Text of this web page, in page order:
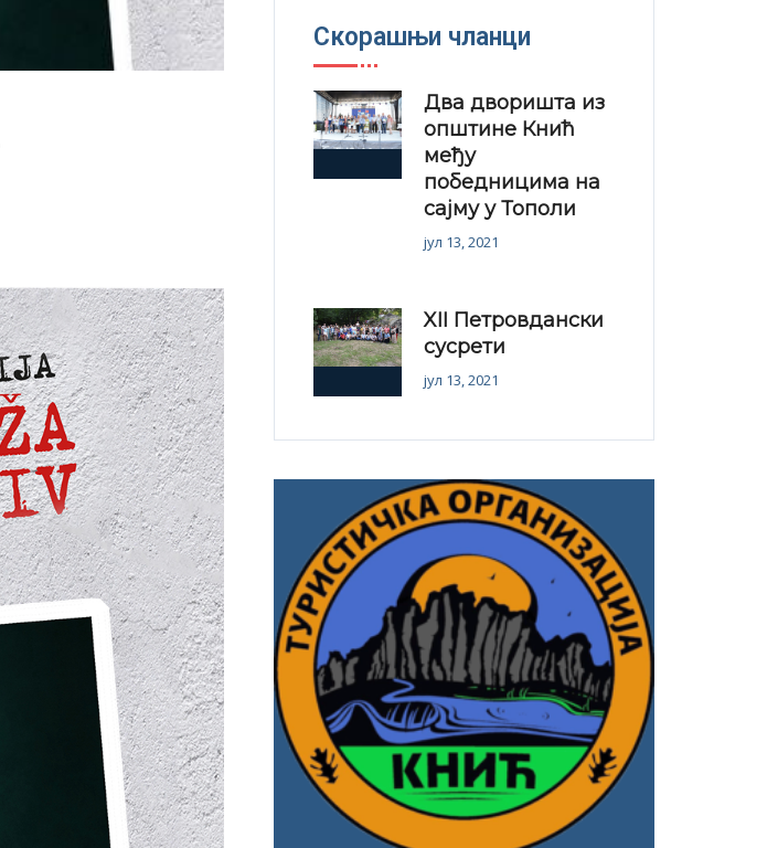
Скорашњи чланци
Два дворишта из
општине Кнић
међу
победницима на
сајму у Тополи
јул 13, 2021
XII Петровдански
сусрети
јул 13, 2021